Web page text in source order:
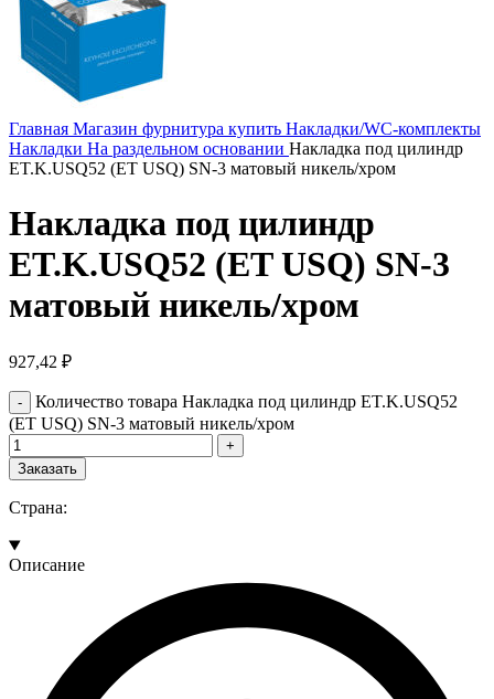
Главная Магазин фурнитура купить Накладки/WC-комплекты
Накладки На раздельном основании Накладка под цилиндр
ET.K.USQ52 (ET USQ) SN-3 матовый никель/хром
Накладка под цилиндр
ET.K.USQ52 (ET USQ) SN-3
матовый никель/хром
927,42 ₽
Количество товара Накладка под цилиндр ET.K.USQ52
(ET USQ) SN-3 матовый никель/хром
Заказать
Страна:
Описание